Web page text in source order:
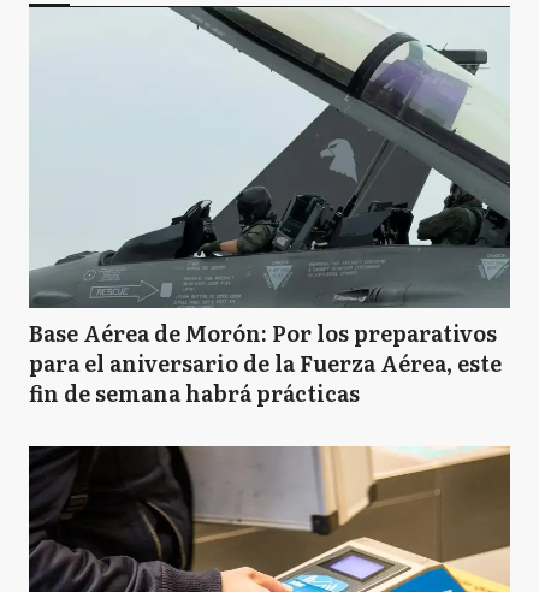
Base Aérea de Morón: Por los preparativos
para el aniversario de la Fuerza Aérea, este
fin de semana habrá prácticas